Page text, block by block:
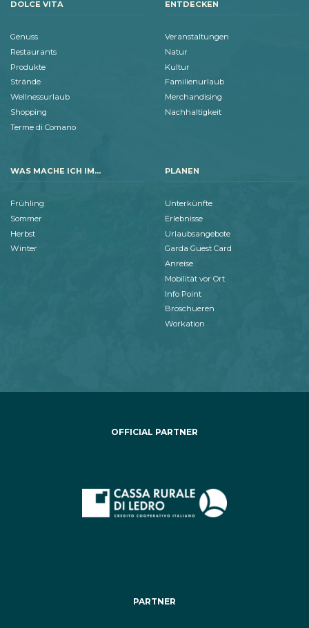
DOLCE VITA
Genuss
Restaurants
Produkte
Strände
Wellnessurlaub
Shopping
Terme di Comano
ENTDECKEN
Veranstaltungen
Natur
Kultur
Familienurlaub
Merchandising
Nachhaltigkeit
WAS MACHE ICH IM...
Frühling
Sommer
Herbst
Winter
PLANEN
Unterkünfte
Erlebnisse
Urlaubsangebote
Garda Guest Card
Anreise
Mobilität vor Ort
Info Point
Broschueren
Workation
OFFICIAL PARTNER
PARTNER